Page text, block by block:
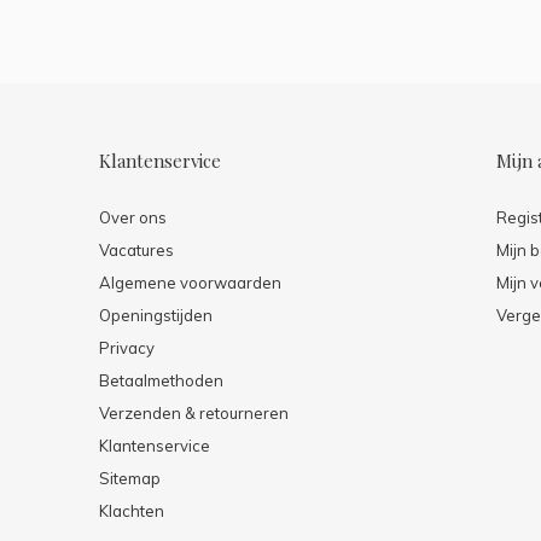
Klantenservice
Over ons
Vacatures
Algemene voorwaarden
Openingstijden
Privacy
Betaalmethoden
Verzenden & retourneren
Klantenservice
Sitemap
Klachten
Mijn
Mijn
Mijn